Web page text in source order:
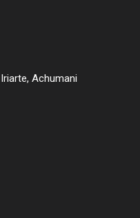
Achumani